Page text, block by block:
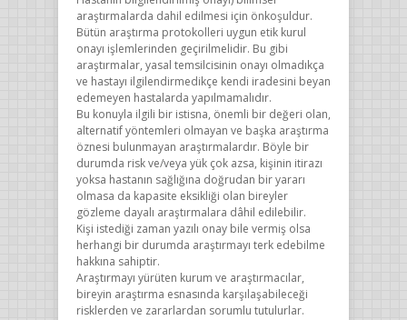
araştırmalarda dahil edilmesi için önkoşuldur.
Bütün araştırma protokolleri uygun etik kurul
onayı işlemlerinden geçirilmelidir. Bu gibi
araştırmalar, yasal temsilcisinin onayı olmadıkça
ve hastayı ilgilendirmedikçe kendi iradesini beyan
edemeyen hastalarda yapılmamalıdır.
Bu konuyla ilgili bir istisna, önemli bir değeri olan,
alternatif yöntemleri olmayan ve başka araştırma
öznesi bulunmayan araştırmalardır. Böyle bir
durumda risk ve/veya yük çok azsa, kişinin itirazı
yoksa hastanın sağlığına doğrudan bir yararı
olmasa da kapasite eksikliği olan bireyler
gözleme dayalı araştırmalara dâhil edilebilir.
Kişi istediği zaman yazılı onay bile vermiş olsa
herhangi bir durumda araştırmayı terk edebilme
hakkına sahiptir.
Araştırmayı yürüten kurum ve araştırmacılar,
bireyin araştırma esnasında karşılaşabileceği
risklerden ve zararlardan sorumlu tutulurlar.